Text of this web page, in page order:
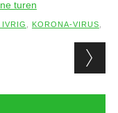
turen
IVRIG KORONA-VIRUS